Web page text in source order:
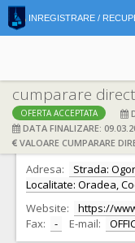
INREGISTRARE /
cumparare
OFERTA ACCEPTATA
DATA FINALIZARE:
VALOARE CUMPARARE
DATE IDENTIFICARE
Ofertant: S.C.
Adresa:
Strada:
Localitate: Oradea,
Website:
https://
Fax:
- E-mail: